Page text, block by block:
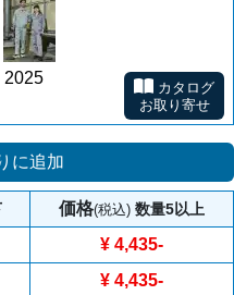
カタログ
お取り寄せ
に追加
価格(税込) 数量5以上
¥ 4,435-
¥ 4,435-